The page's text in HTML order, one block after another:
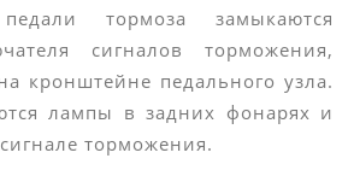
тормоза замыкаются
сигналов торможения,
кронштейне педального узла.
лампы в задних фонарях и
торможения.